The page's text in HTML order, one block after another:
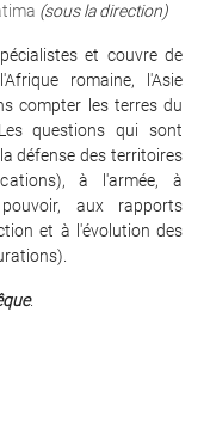
(sous la direction)
et couvre de
romaine, l'Asie
compter les terres du
questions qui sont
défense des territoires
à l'armée, à
aux rapports
et à l'évolution des
.